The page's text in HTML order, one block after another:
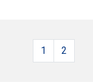
1 2